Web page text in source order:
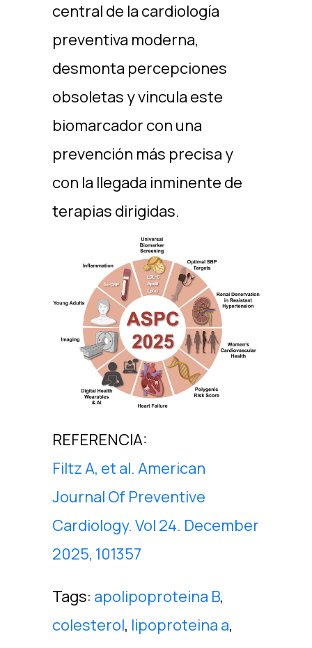
central de la cardiología
preventiva moderna,
desmonta percepciones
obsoletas y vincula este
biomarcador con una
prevención más precisa y
con la llegada inminente de
terapias dirigidas.
REFERENCIA:
Filtz A, et al. American
Journal Of Preventive
Cardiology. Vol 24. December
2025, 101357
Tags: apolipoproteina B,
colesterol, lipoproteina a,